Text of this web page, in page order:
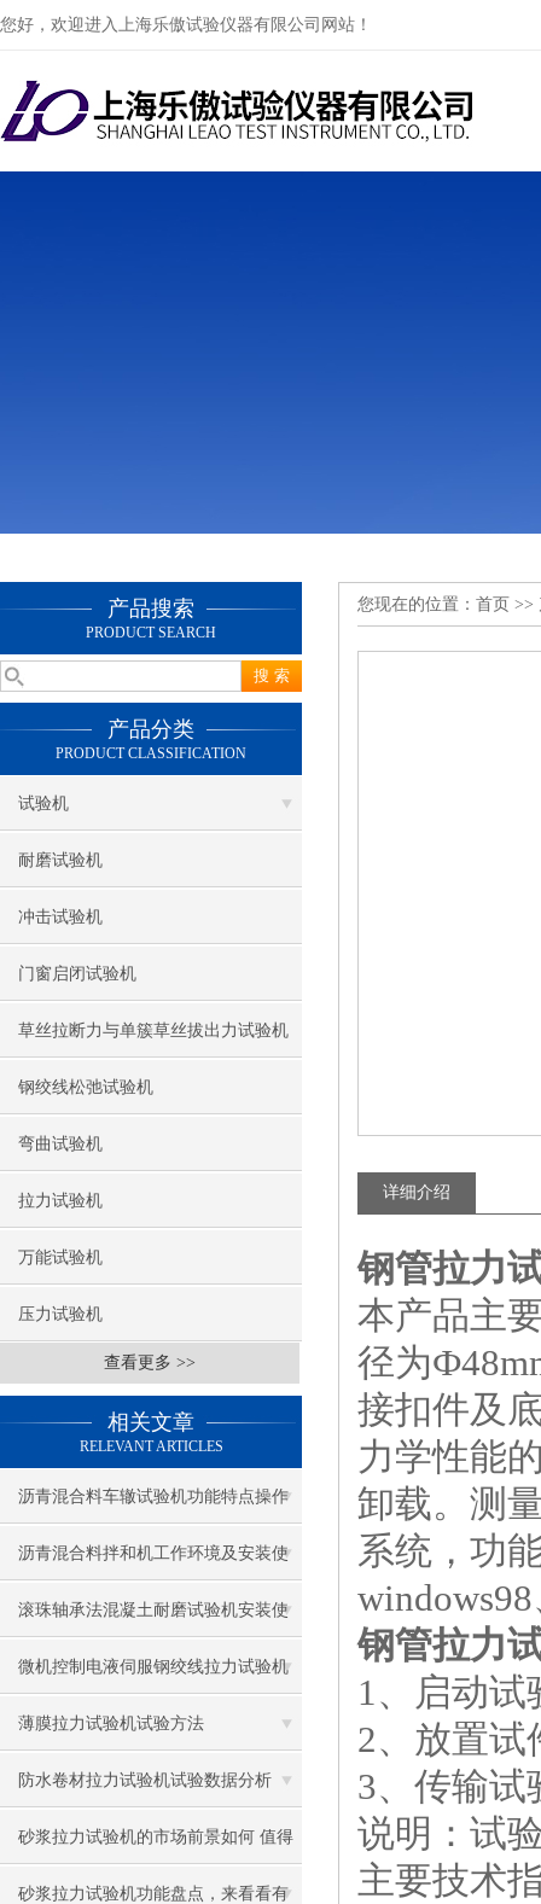
您好，欢迎进入上海乐傲试验仪器有限公司网站！
产品搜索
PRODUCT SEARCH
产品分类
PRODUCT CLASSIFICATION
试验机
耐磨试验机
冲击试验机
门窗启闭试验机
草丝拉断力与单簇草丝拔出力试验机
钢绞线松弛试验机
弯曲试验机
拉力试验机
万能试验机
压力试验机
查看更多 >>
相关文章
RELEVANT ARTICLES
沥青混合料车辙试验机功能特点操作
使用说明
沥青混合料拌和机工作环境及安装使
用
滚珠轴承法混凝土耐磨试验机安装使
用试验方法
微机控制电液伺服钢绞线拉力试验机
技术参数
薄膜拉力试验机试验方法
防水卷材拉力试验机试验数据分析
砂浆拉力试验机的市场前景如何 值得
投资吗？
砂浆拉力试验机功能盘点，来看看有
您现在的位置： 首页 >>
详细介绍
钢管拉力
本产品主
径为
接扣件及
力学性能
卸载。测
系统，功
钢管拉力
1、启动试
2、放置试
3、传输试
说明：试
主要技术